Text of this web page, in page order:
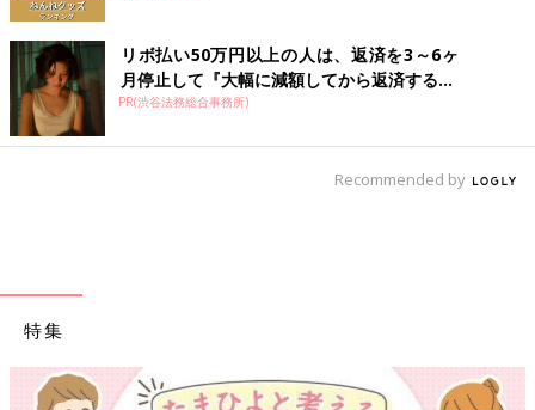
リボ払い50万円以上の人は、返済を3～6ヶ
月停止して『大幅に減額してから返済する...
PR(渋谷法務総合事務所)
Recommended by
特集
【ワクチン接種できるものも】妊婦の感染症対策、知っておいて！